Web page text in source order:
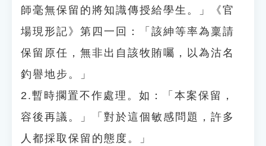
師毫無保留的將知識傳授給學生。」《官
場現形記》第四一回：「該紳等率為稟請
保留原任，無非出自該牧賄囑，以為沽名
釣譽地步。」
2.暫時擱置不作處理。如：「本案保留，
容後再議。」「對於這個敏感問題，許多
人都採取保留的態度。」